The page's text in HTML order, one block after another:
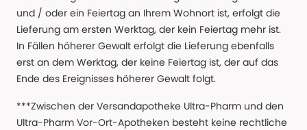
und / oder ein Feiertag an Ihrem Wohnort ist, erfolgt die
Lieferung am ersten Werktag, der kein Feiertag mehr ist.
In Fällen höherer Gewalt erfolgt die Lieferung ebenfalls
erst an dem Werktag, der keine Feiertag ist, der auf das
Ende des Ereignisses höherer Gewalt folgt.
***Zwischen der Versandapotheke Ultra-Pharm und den
Ultra-Pharm Vor-Ort-Apotheken besteht keine rechtliche